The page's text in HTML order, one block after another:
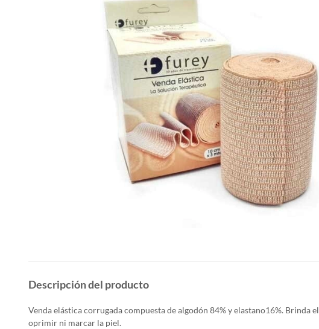
Descripción del producto
Venda elástica corrugada compuesta de algodón 84% y elastano16%. Brinda el
oprimir ni marcar la piel.